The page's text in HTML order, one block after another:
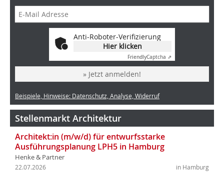
Anti-Roboter-Verifizierung
Hier klicken
FriendlyCaptcha ⇗
» Jetzt anmelden!
Beispiele, Hinweise: Datenschutz, Analyse, Widerruf
Stellenmarkt Architektur
Architekt:in (m/w/d) für entwurfsstarke
Ausführungsplanung LPH5 in Hamburg
Henke & Partner
in Hamburg
22.07.2026